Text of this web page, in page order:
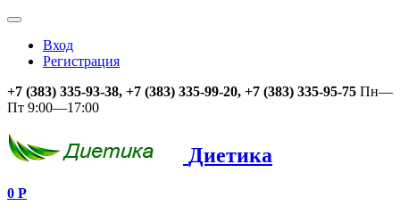
Вход
Регистрация
+7 (383) 335-93-38, +7 (383) 335-99-20, +7 (383) 335-95-75 Пн—
Пт 9:00—17:00
Диетика
0 Р